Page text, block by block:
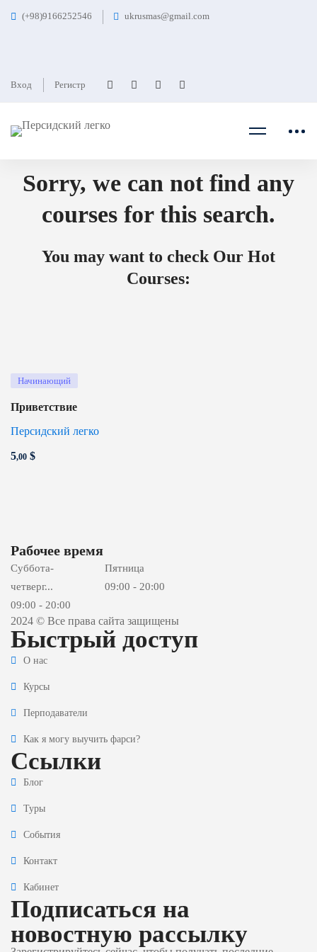
(+98)9166252546 ukrusmas@gmail.com
Вход Регистр
Главная Курсы Photography Tools
Sorry, we can not find any
courses for this search.
You may want to check Our Hot
Courses:
Начинающий
Приветствие
Персидский легко
5,00 $
Рабочее время
Суббота-
четверг...
09:00 - 20:00
Пятница
09:00 - 20:00
2024 © Все права сайта защищены
Быстрый доступ
О нас
Курсы
Перподаватели
Как я могу выучить фарси?
Ссылки
Блог
Туры
События
Контакт
Кабинет
Подписаться на
новостную рассылку